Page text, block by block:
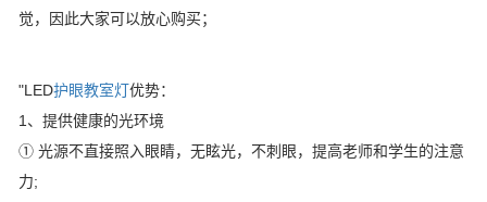
觉，因此大家可以放心购买；
"LED护眼教室灯优势：
1、提供健康的光环境
① 光源不直接照入眼睛，无眩光，不刺眼，提高老师和学生的注意
力;